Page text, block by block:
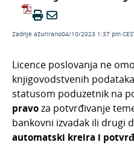
Primjeri u glavnoj knjizi
Izvozi, uvozi i prijenosi
Jednostavno
Knjiženje izlaznih
Obračun PDV-a
Osnovna sredstva
Zadnje ažurirano04/10/2023 1:37 pm
Licence poslovanja ne
knjigovodstvenih
statusom poduzetnik na
pravoza potvrđivanje
bankovni izvadak ili drugi
automatski kreira i